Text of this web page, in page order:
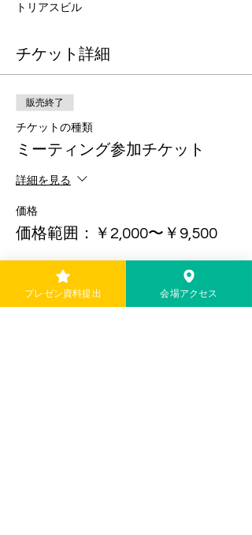
トリアスビル
チケット詳細
販売終了
チケットの種類
ミーティング参加チケット
詳細を見る
価格
価格範囲：￥2,000〜￥9,500
ゲスト参加（初参加の方）
￥2,000
プレゼン資料提出 会場アクセス